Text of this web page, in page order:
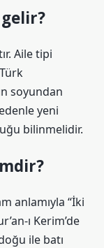
Aile tipi
soyundan
yeni
bilinmelidir.
ı Kerim’de
ile batı